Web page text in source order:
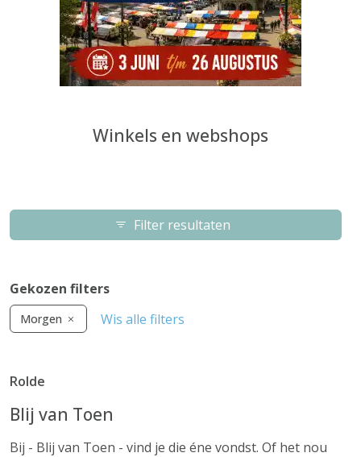
Winkels en webshops
Filter resultaten
Gekozen filters
Morgen Wis alle filters
Rolde
Blij van Toen
Bij - Blij van Toen - vind je die éne vondst. Of het nou